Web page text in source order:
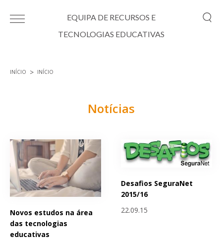
EQUIPA DE RECURSOS E
TECNOLOGIAS EDUCATIVAS
INÍCIO INÍCIO
Notícias
Novos estudos na área
das tecnologias
educativas
Desafios SeguraNet
2015/16
22.09.15
Páginas